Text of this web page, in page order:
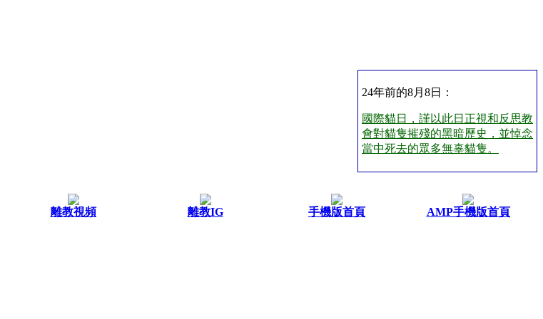
24年前的8月8日：
國際貓日，謹以此日正視和反思教
會對貓隻摧殘的黑暗歷史，並悼念
當中死去的眾多無辜貓隻。
離教視頻 離教IG 手機版首頁 AMP手機版首頁